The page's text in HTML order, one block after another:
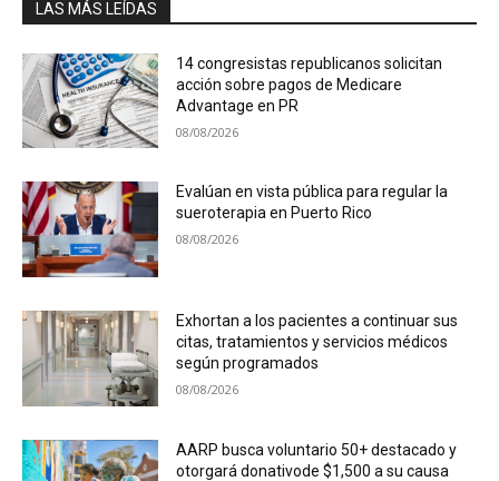
LAS MÁS LEÍDAS
14 congresistas republicanos solicitan
acción sobre pagos de Medicare
Advantage en PR
08/08/2026
Evalúan en vista pública para regular la
sueroterapia en Puerto Rico
08/08/2026
Exhortan a los pacientes a continuar sus
citas, tratamientos y servicios médicos
según programados
08/08/2026
AARP busca voluntario 50+ destacado y
otorgará donativode $1,500 a su causa